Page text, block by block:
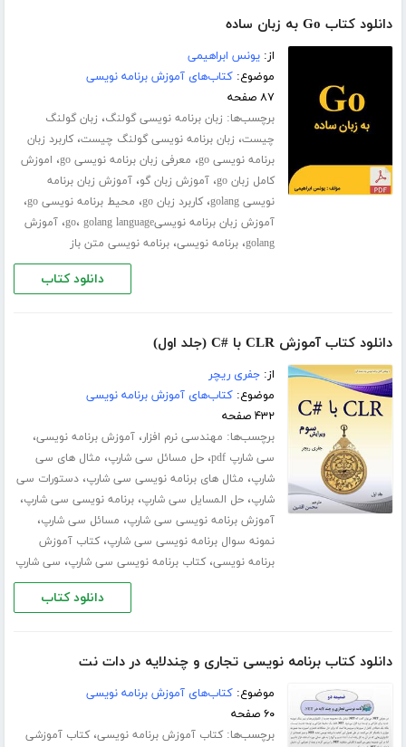
دانلود کتاب Go به زبان ساده
از:یونس ابراهیمی
موضوع:کتاب‌های آموزش برنامه نویسی
۸۷ صفحه
برچسب‌ها: زبان برنامه نویسی گولنگ، زبان گولنگ
چیست، زبان برنامه نویسی گولنگ چیست،کاربرد زبان
برنامه نویسی go
، معرفی زبان برنامه نویسی go ، اموزش
کامل زبان go
،آموزش زبان گو،آموزش زبان برنامه
نویسی golang
،کاربرد زبان go ، محیط برنامه نویسی go ،
آموزش زبان برنامه نویسیgo ، golang language ،آموزش
golang،برنامه نویسی،برنامه نویسی متن باز
دانلود کتاب
دانلود کتاب آموزش CLR با #C (جلد اول)
از:جفری ریچر
موضوع:کتاب‌های آموزش برنامه نویسی
۴۳۲ صفحه
برچسب‌ها: مهندسی نرم افزار،آموزش برنامه نویسی،
سی شارپ pdf ،حل مسائل سی شارپ، مثال های سی
شارپ، مثال های برنامه نویسی سی شارپ،دستورات سی
شارپ،حل المسایل سی شارپ،برنامه نویسی سی شارپ،
آموزش برنامه نویسی سی شارپ، مسائل سی شارپ،
نمونه سوال برنامه نویسی سی شارپ،کتاب آموزش
برنامه نویسی،کتاب برنامه نویسی سی شارپ، سی شارپ
دانلود کتاب
دانلود کتاب برنامه نویسی تجاری و چندلایه در دات نت
موضوع:کتاب‌های آموزش برنامه نویسی
۶۰ صفحه
برچسب‌ها:کتاب آموزش برنامه نویسی،کتاب آموزشی